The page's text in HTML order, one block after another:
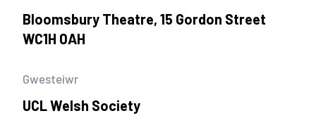
Bloomsbury Theatre, 15 Gordon Street
WC1H 0AH
Gwesteiwr
UCL Welsh Society